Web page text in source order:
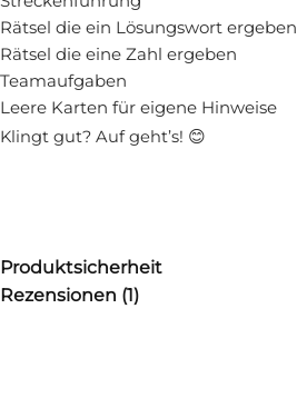
Rätsel die ein Lösungswort ergeben
Rätsel die eine Zahl ergeben
Teamaufgaben
Leere Karten für eigene Hinweise
Klingt gut? Auf geht’s! 😊
Produktsicherheit
Rezensionen (1)